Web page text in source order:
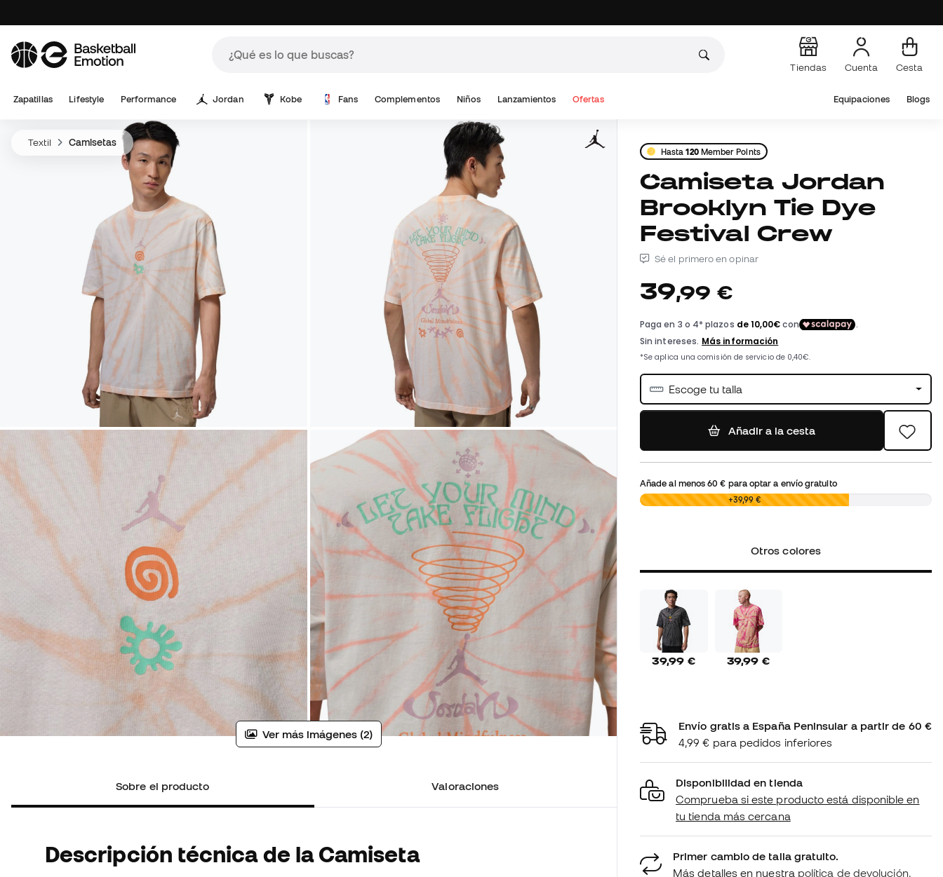
Tiendas Cuenta Cesta
Zapatillas Lifestyle Performance Jordan Kobe Fans Complementos Niños Lanzamientos Ofertas Equipaciones Blogs
Textil Camisetas
Ver más imágenes (2)
Sobre el producto Valoraciones
Descripción técnica de la Camiseta
Hasta120Member Points
Camiseta Jordan
Brooklyn Tie Dye
Festival Crew
Sé el primero en opinar
39,99 €
Escoge tu talla
Añadir a la cesta
Añade al menos60 € para optar a envío gratuito
0,00 € +39,99 €
Otros colores
39,99 € 39,99 €
Envío gratis a España Peninsular a partir de 60 €
4,99 € para pedidos inferiores
Disponibilidad en tienda
Comprueba si este producto está disponible en
tu tienda más cercana
Primer cambio de talla gratuito.
Más detalles en nuestra política de devolución.